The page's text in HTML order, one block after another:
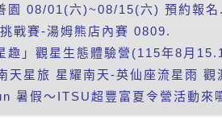
園 08/01(六)~08/15(六) 預約報名.
戰賽-湯姆熊店內賽 0809.
趣」觀星生態體驗營(115年8月
天星旅 星耀南天-英仙座流星雨 觀
暑假～ITSU超豐富夏令營活動來